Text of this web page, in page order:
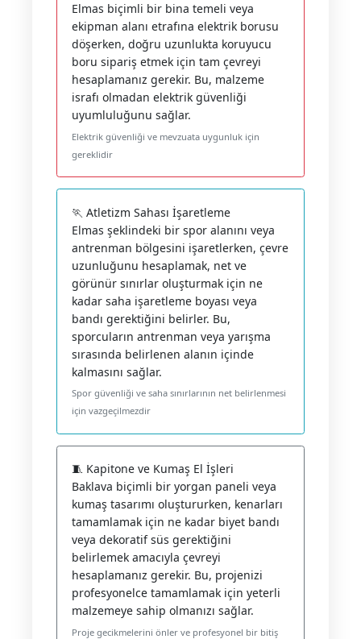
Elmas biçimli bir bina temeli veya
ekipman alanı etrafına elektrik borusu
döşerken, doğru uzunlukta koruyucu
boru sipariş etmek için tam çevreyi
hesaplamanız gerekir. Bu, malzeme
israfı olmadan elektrik güvenliği
uyumluluğunu sağlar.
Elektrik güvenliği ve mevzuata uygunluk için
gereklidir
🏃 Atletizm Sahası İşaretleme
Elmas şeklindeki bir spor alanını veya
antrenman bölgesini işaretlerken, çevre
uzunluğunu hesaplamak, net ve
görünür sınırlar oluşturmak için ne
kadar saha işaretleme boyası veya
bandı gerektiğini belirler. Bu,
sporcuların antrenman veya yarışma
sırasında belirlenen alanın içinde
kalmasını sağlar.
Spor güvenliği ve saha sınırlarının net belirlenmesi
için vazgeçilmezdir
🧵 Kapitone ve Kumaş El İşleri
Baklava biçimli bir yorgan paneli veya
kumaş tasarımı oluştururken, kenarları
tamamlamak için ne kadar biyet bandı
veya dekoratif süs gerektiğini
belirlemek amacıyla çevreyi
hesaplamanız gerekir. Bu, projenizi
profesyonelce tamamlamak için yeterli
malzemeye sahip olmanızı sağlar.
Proje gecikmelerini önler ve profesyonel bir bitiş